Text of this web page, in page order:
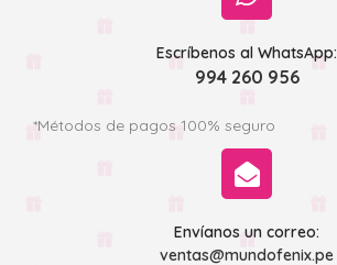
Escríbenos al WhatsApp:
994 260 956
*Métodos de pagos 100% seguro
Envíanos un correo:
ventas@mundofenix.pe